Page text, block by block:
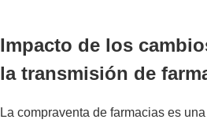
Impacto de los
la transmisión de
La compraventa de farmacias es